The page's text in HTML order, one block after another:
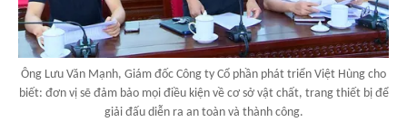
Ông Lưu Văn Mạnh, Giám đốc Công ty Cổ phần phát triển Việt Hùng cho
biết: đơn vị sẽ đảm bảo mọi điều kiện về cơ sở vật chất, trang thiết bị để
giải đấu diễn ra an toàn và thành công.